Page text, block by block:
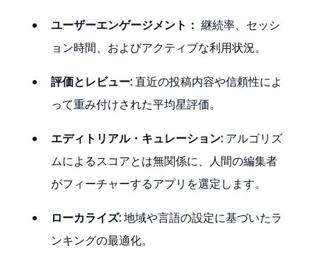
ユーザーエンゲージメント： 継続率、セッシ
ョン時間、およびアクティブな利用状況。
評価とレビュー: 直近の投稿内容や信頼性によ
って重み付けされた平均星評価。
エディトリアル・キュレーション: アルゴリズ
ムによるスコアとは無関係に、人間の編集者
がフィーチャーするアプリを選定します。
ローカライズ: 地域や言語の設定に基づいたラ
ンキングの最適化。